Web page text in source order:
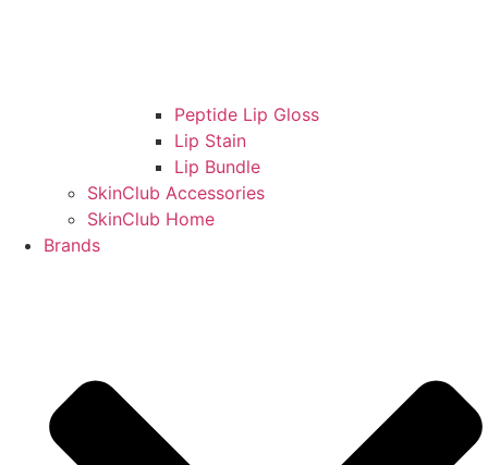
Peptide Lip Gloss
Lip Stain
Lip Bundle
SkinClub Accessories
SkinClub Home
Brands